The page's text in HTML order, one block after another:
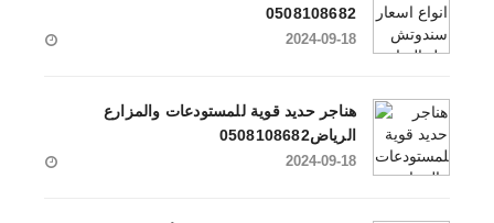
0508108682
2024-09-18
هناجر حديد قوية للمستودعات والمزارع
الرياض0508108682
2024-09-18